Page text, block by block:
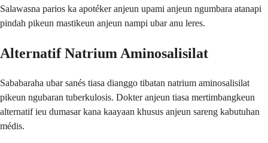
Salawasna parios ka apotéker anjeun upami anjeun ngumbara atanapi
pindah pikeun mastikeun anjeun nampi ubar anu leres.
Alternatif Natrium Aminosalisilat
Sababaraha ubar sanés tiasa dianggo tibatan natrium aminosalisilat
pikeun ngubaran tuberkulosis. Dokter anjeun tiasa mertimbangkeun
alternatif ieu dumasar kana kaayaan khusus anjeun sareng kabutuhan
médis.